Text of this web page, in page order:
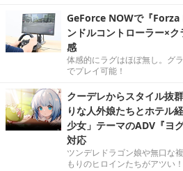
GeForce NOWで『
ンドルコントローラー×
感
体感的にラグはほぼ無し。グ
でプレイ可能！
クーデレからスタイル抜
りな人外娘たちとホテル
少女」テーマのADV『ヨ
対応
ツンデレドラゴン娘や無口な
もりのヒロインたちがアツい！